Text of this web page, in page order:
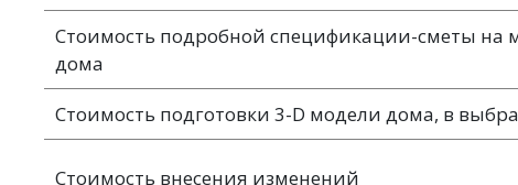
Стоимость подробной спецификации-сметы на
дома
Стоимость подготовки 3-D модели дома, в
Стоимость внесения изменений